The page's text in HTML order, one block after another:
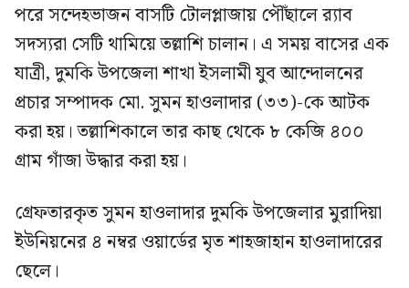
পরে সন্দেহভাজন বাসটি টোলপ্লাজায় পৌঁছালে র‍্যাব
সদস্যরা সেটি থামিয়ে তল্লাশি চালান। এ সময় বাসের এক
যাত্রী, দুমকি উপজেলা শাখা ইসলামী যুব আন্দোলনের
প্রচার সম্পাদক মো. সুমন হাওলাদার (৩৩)-কে আটক
করা হয়। তল্লাশিকালে তার কাছ থেকে ৮ কেজি ৪০০
গ্রাম গাঁজা উদ্ধার করা হয়।
গ্রেফতারকৃত সুমন হাওলাদার দুমকি উপজেলার মুরাদিয়া
ইউনিয়নের ৪ নম্বর ওয়ার্ডের মৃত শাহজাহান হাওলাদারের
ছেলে।